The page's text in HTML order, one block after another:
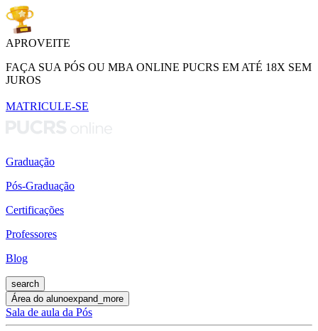
APROVEITE
FAÇA SUA PÓS OU MBA ONLINE PUCRS EM ATÉ 18X SEM
JUROS
MATRICULE-SE
Graduação
Pós-Graduação
Certificações
Professores
Blog
search
Área do alunoexpand_more
Sala de aula da Pós